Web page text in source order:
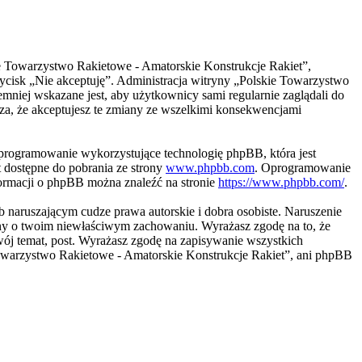
Rakietowe - Amatorskie Konstrukcje Rakiet”,
„Nie akceptuję”. Administracja witryny „Polskie Towarzystwo
wskazane jest, aby użytkownicy sami regularnie zaglądali do
że akceptujesz te zmiany ze wszelkimi konsekwencjami
wykorzystujące technologię phpBB, która jest
do pobrania ze strony www.phpbb.com. Oprogramowanie
o phpBB można znaleźć na stronie https://www.phpbb.com/.
cudze prawa autorskie i dobra osobiste. Naruszenie
twoim niewłaściwym zachowaniu. Wyrażasz zgodę na to, że
temat, post. Wyrażasz zgodę na zapisywanie wszystkich
Rakietowe - Amatorskie Konstrukcje Rakiet”, ani phpBB